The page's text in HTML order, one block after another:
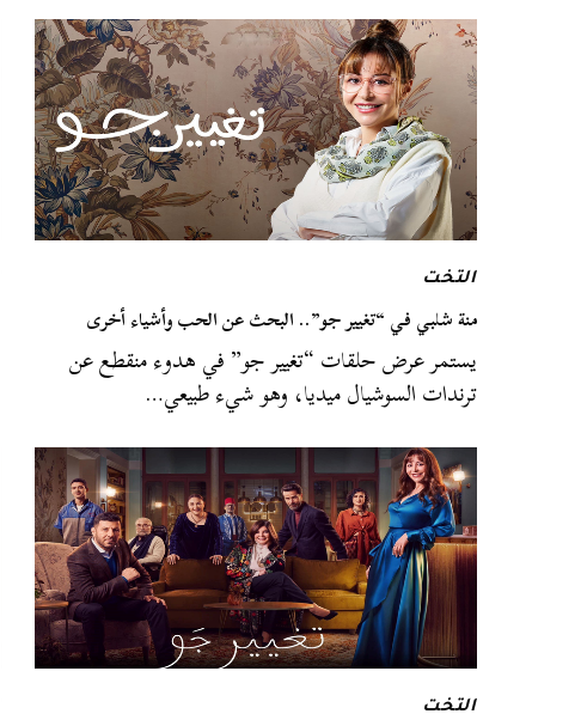
التخت
منة شلبي في “تغيير جو”.. البحث عن الحب وأشياء أخرى
يستمر عرض حلقات “تغيير جو” في هدوء منقطع عن
ترندات السوشيال ميديا، وهو شيء طبيعي…
التخت